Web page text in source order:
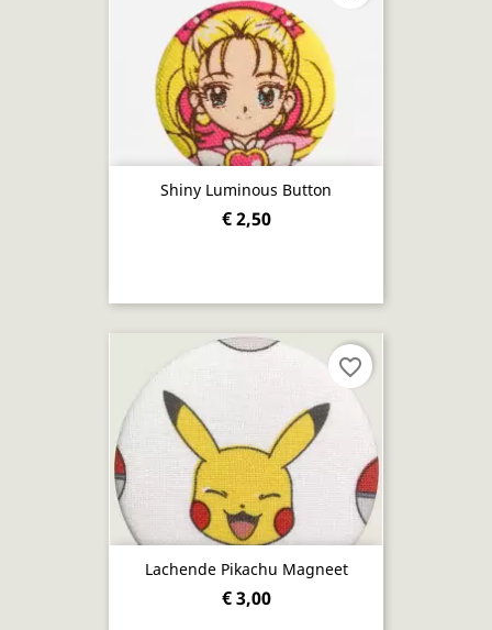
Shiny Luminous Button
€ 2,50
Lachende Pikachu Magneet
€ 3,00
favorite_border